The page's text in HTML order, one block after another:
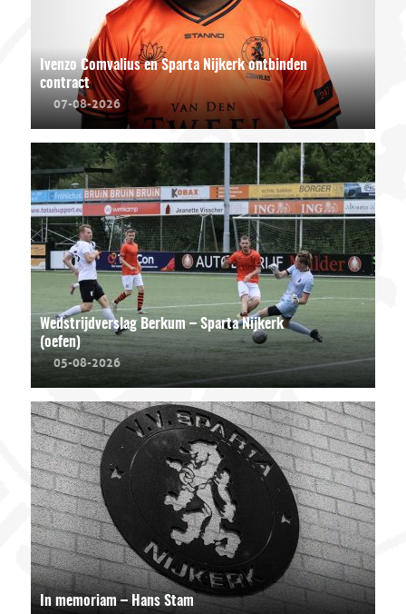
Ivenzo Comvalius en Sparta Nijkerk ontbinden
contract
07-08-2026
Wedstrijdverslag Berkum – Sparta Nijkerk
(oefen)
05-08-2026
In memoriam – Hans Stam